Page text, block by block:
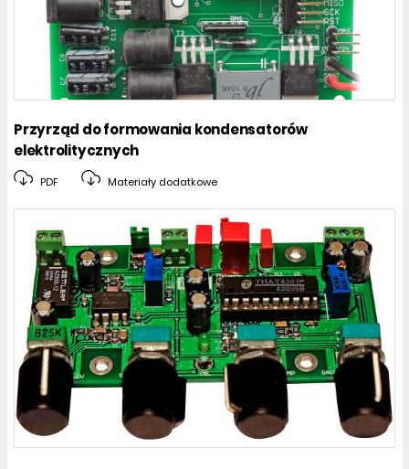
Przyrząd do formowania kondensatorów
elektrolitycznych
PDF Materiały dodatkowe